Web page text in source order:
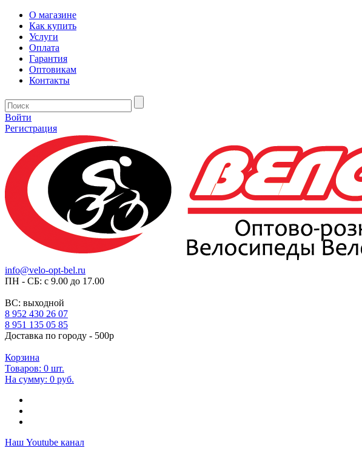
О магазине
Как купить
Услуги
Оплата
Гарантия
Оптовикам
Контакты
Войти
Регистрация
info@velo-opt-bel.ru
ПН - СБ: с 9.00 до 17.00
ВС: выходной
8 952 430 26 07
8 951 135 05 85
Доставка по городу - 500р
Корзина
Товаров: 0 шт.
На сумму: 0 руб.
Наш Youtube канал